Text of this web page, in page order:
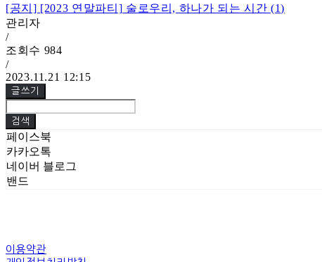
[공지] [2023 연말파티] 술로우리, 하나가 되는 시간 (1)
관리자
/
조회수 984
/
2023.11.21 12:15
글쓰기
검색
페이스북
카카오톡
네이버 블로그
밴드
이용약관